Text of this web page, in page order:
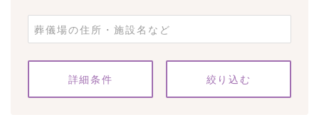
条件をクリア
詳細条件